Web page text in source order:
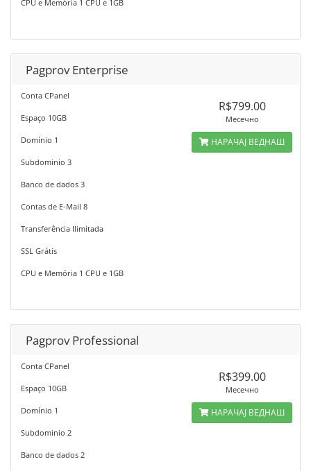
CPU e Memória 1 CPU e 1GB
Pagprov Enterprise
Conta CPanel
Espaço 10GB
Domínio 1
Subdominio 3
Banco de dados 3
Contas de E-Mail 8
Transferência Ilimitada
SSL Grátis
CPU e Memória 1 CPU e 1GB
R$799.00
Месечно
НАРАЧАЈ ВЕДНАШ
Pagprov Professional
Conta CPanel
Espaço 10GB
Domínio 1
Subdominio 2
Banco de dados 2
R$399.00
Месечно
НАРАЧАЈ ВЕДНАШ